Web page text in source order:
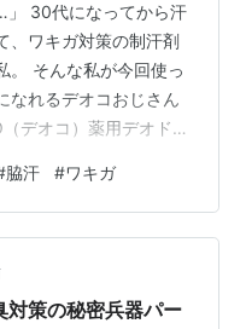
」 30代になってから汗
、ワキガ対策の制汗剤
。 そんな私が今回使っ
なれるデオコおじさん
デオコ）薬用デオドラ
レビューを大公開！
の？」 「デオコのロー
と気になっている方
。 ＞＞デオコ薬用デ
デオドラント スティ
脇汗 #ワキガ
対策の秘密兵器パー